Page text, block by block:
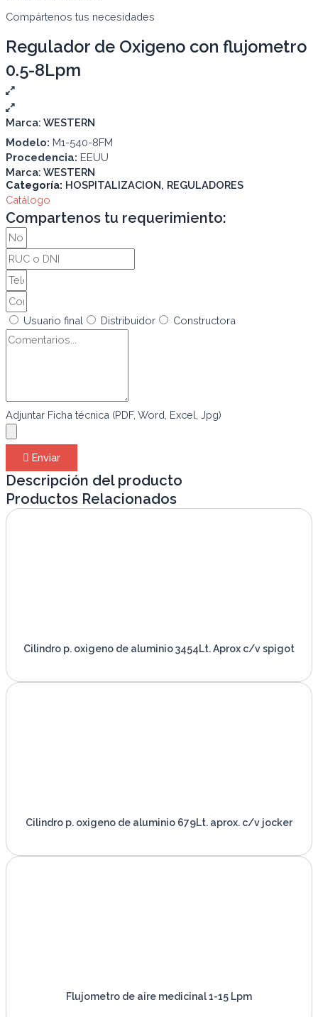
Compártenos tus necesidades
Regulador de Oxigeno con flujometro
0.5-8Lpm
Marca: WESTERN
Modelo: M1-540-8FM
Procedencia: EEUU
Marca: WESTERN
Categoría: HOSPITALIZACION, REGULADORES
Catálogo
Compartenos tu requerimiento:
Usuario final Distribuidor Constructora
Adjuntar Ficha técnica (PDF, Word, Excel, Jpg)
Enviar
Descripción del producto
Productos Relacionados
Cilindro p. oxigeno de aluminio 3454Lt. Aprox c/v spigot
Cilindro p. oxigeno de aluminio 679Lt. aprox. c/v jocker
Flujometro de aire medicinal 1-15 Lpm